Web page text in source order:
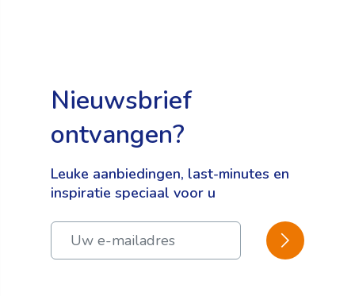
Nieuwsbrief
ontvangen?
Leuke aanbiedingen, last-minutes en
inspiratie speciaal voor u
BEVESTIGEN